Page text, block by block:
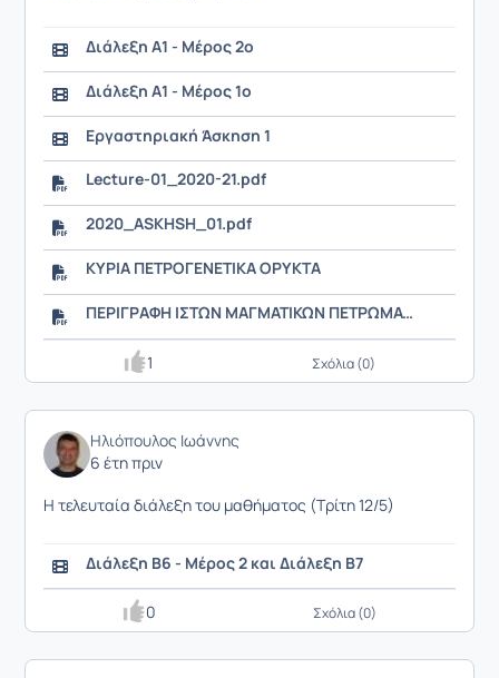
Διάλεξη Α1 - Μέρος 2ο
Διάλεξη Α1 - Μέρος 1ο
Εργαστηριακή Άσκηση 1
Lecture-01_2020-21.pdf
2020_ASKHSH_01.pdf
ΚΥΡΙΑ ΠΕΤΡΟΓΕΝΕΤΙΚΑ ΟΡΥΚΤΑ
ΠΕΡΙΓΡΑΦΗ ΙΣΤΩΝ ΜΑΓΜΑΤΙΚΩΝ ΠΕΤΡΩΜΑΤΩΝ
1 Σχόλια (0)
Ηλιόπουλος Ιωάννης
6 έτη πριν
Η τελευταία διάλεξη του μαθήματος (Τρίτη 12/5)
Διάλεξη Β6 - Μέρος 2 και Διάλεξη Β7
0 Σχόλια (0)